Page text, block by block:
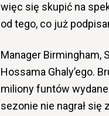
więc się skupić na
od tego, co już
Manager Birmingham,
Hossama Ghaly’ego.
miliony funtów
sezonie nie nagrał się